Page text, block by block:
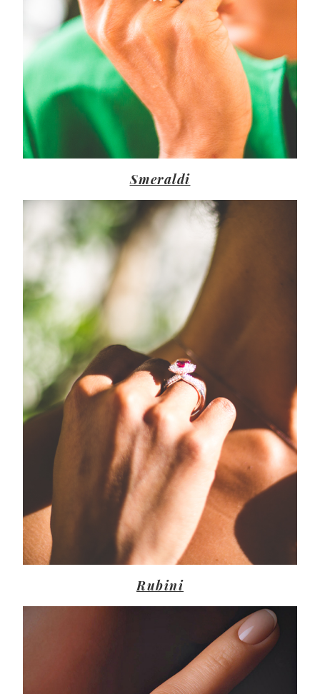
Smeraldi
Rubini